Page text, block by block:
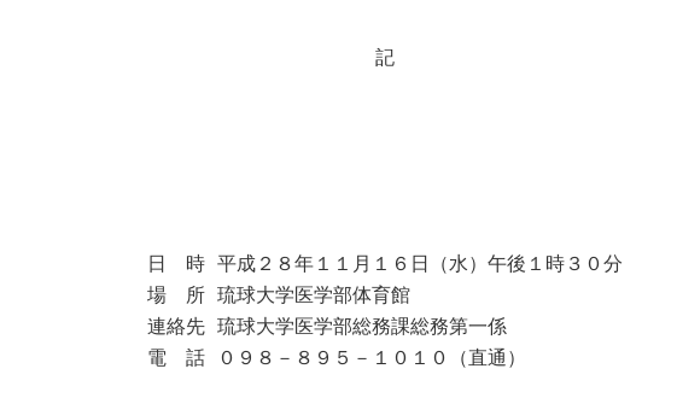
記
日 時 平成２８年１１月１６日（水）午後１時３０分
場 所 琉球大学医学部体育館
連絡先 琉球大学医学部総務課総務第一係
電 話
０９８－８９５－１０１０（直通）